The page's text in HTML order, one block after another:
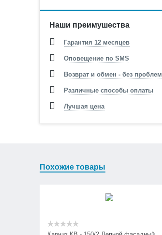
Наши преимушества
Гарантия 12 месяцев
Оповещение по SMS
Возврат и обмен - без проблем
Различные способы оплаты
Лучшая цена
Похожие товары